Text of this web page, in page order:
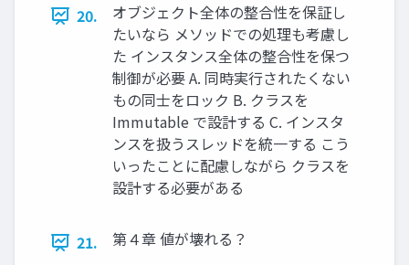
20.
オブジェクト全体の整合性を保証し
たいなら メソッドでの処理も考慮し
た インスタンス全体の整合性を保つ
制御が必要 A. 同時実⾏されたくない
もの同⼠をロック B. クラスを
Immutable で設計する C. インスタ
ンスを扱うスレッドを統⼀する こう
いったことに配慮しながら クラスを
設計する必要がある
21. 第４章 値が壊れる？